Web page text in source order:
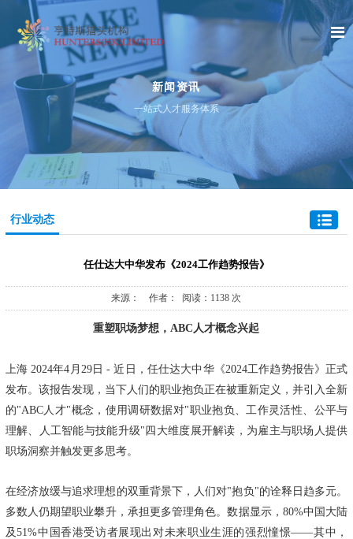
新闻资讯
一站式人才服务体系
行业动态
任仕达大中华发布《2024工作趋势报告》
来源： 作者： 阅读：1138 次
重塑职场梦想，ABC人才概念兴起
上海 2024年4月29日 - 近日，任仕达大中华《2024工作趋势报告》正式
发布。该报告发现，当下人们的职业抱负正在被重新定义，并引入全新
的"ABC人才"概念，使用调研数据对"职业抱负、工作灵活性、公平与
理解、人工智能与技能升级"四大维度展开解读，为雇主与职场人提供
职场洞察并触发更多思考。
在经济放缓与追求理想的双重背景下，人们对"抱负"的诠释日趋多元。
多数人仍期望职业攀升，承担更多管理角色。数据显示，80%中国大陆
及51%中国香港受访者展现出对未来职业生涯的强烈憧憬——其中，